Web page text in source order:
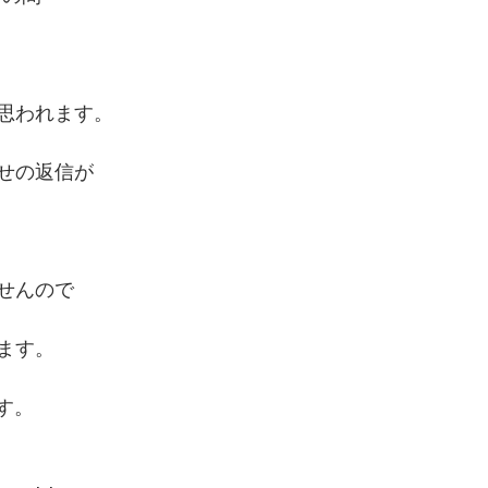
われます。
の返信が
んので
す。